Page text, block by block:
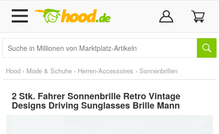
Hood › Mode & Schuhe › Herren-Accessoires › Sonnenbrillen
2 Stk. Fahrer Sonnenbrille Retro Vintage
Designs Driving Sunglasses Brille Mann